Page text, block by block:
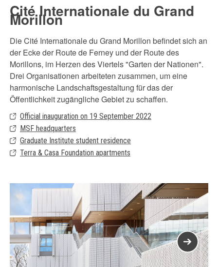
Cité Internationale du Grand
Morillon
Die Cité Internationale du Grand Morillon befindet sich an
der Ecke der Route de Ferney und der Route des
Morillons, im Herzen des Viertels "Garten der Nationen".
Drei Organisationen arbeiteten zusammen, um eine
harmonische Landschaftsgestaltung für das der
Öffentlichkeit zugängliche Gebiet zu schaffen.
Official inauguration on 19 September 2022
MSF headquarters
Graduate Institute student residence
Terra & Casa Foundation apartments